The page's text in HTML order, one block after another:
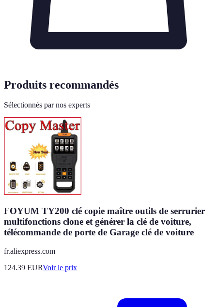
Produits recommandés
Sélectionnés par nos experts
FOYUM TY200 clé copie maître outils de serrurier
multifonctions clone et générer la clé de voiture,
télécommande de porte de Garage clé de voiture
fr.aliexpress.com
124.39 EURVoir le prix